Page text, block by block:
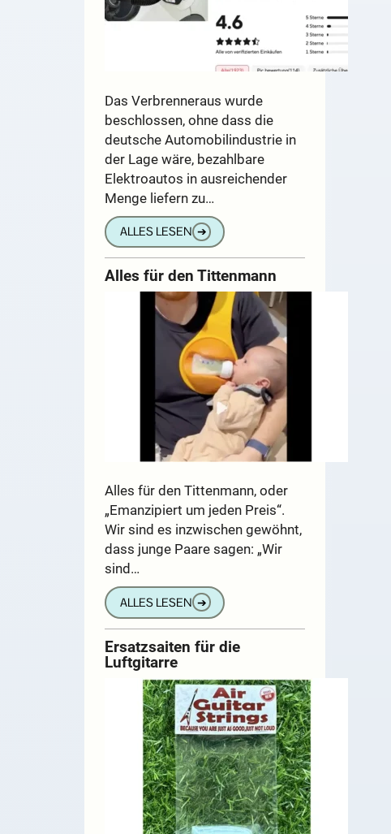
Das Verbrenneraus wurde
beschlossen, ohne dass die
deutsche Automobilindustrie in
der Lage wäre, bezahlbare
Elektroautos in ausreichender
Menge liefern zu…
ALLES LESEN ➔
Alles für den Tittenmann
Alles für den Tittenmann, oder
„Emanzipiert um jeden Preis“.
Wir sind es inzwischen gewöhnt,
dass junge Paare sagen: „Wir
sind…
ALLES LESEN ➔
Ersatzsaiten für die
Luftgitarre